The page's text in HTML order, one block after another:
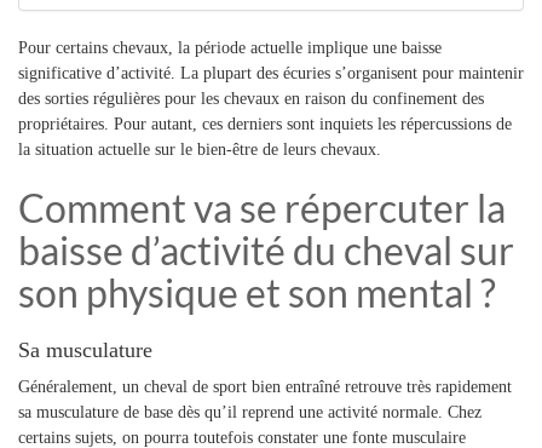
Pour certains chevaux, la période actuelle implique une baisse
significative d’activité. La plupart des écuries s’organisent pour maintenir
des sorties régulières pour les chevaux en raison du confinement des
propriétaires. Pour autant, ces derniers sont inquiets les répercussions de
la situation actuelle sur le bien-être de leurs chevaux.
Comment va se répercuter la
baisse d’activité du cheval sur
son physique et son mental ?
Sa musculature
Généralement, un cheval de sport bien entraîné retrouve très rapidement
sa musculature de base dès qu’il reprend une activité normale. Chez
certains sujets, on pourra toutefois constater une fonte musculaire